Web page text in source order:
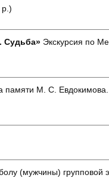
р.)
Судьба» Экскурсия по
памяти М. С. Евдокимова.
(мужчины)